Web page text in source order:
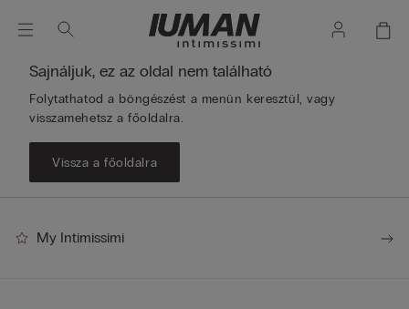
Sajnáljuk, ez az oldal nem található
Folytathatod a böngészést a menün keresztül, vagy
visszamehetsz a főoldalra.
Vissza a főoldalra
My Intimissimi